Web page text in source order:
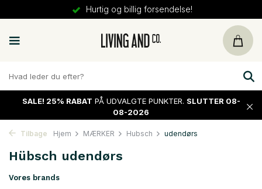
30 dages
SALE! 25% RABAT PÅ UDVALGTE PUNKTER. SLUTTER 08-
08-2026
Tilbage Hjem MÆRKER Hubsch udendørs
Hübsch udendørs
Vores brands